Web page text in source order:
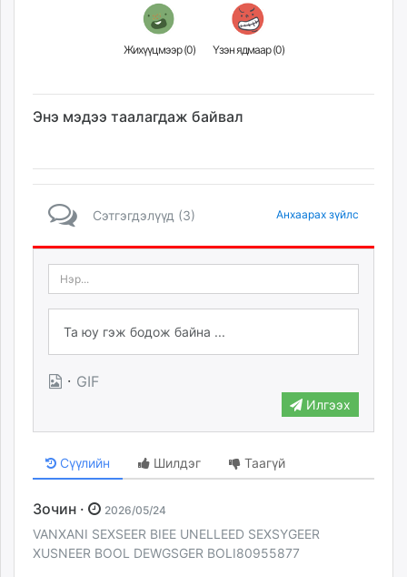
Жихүүцмээр (0) Үзэн ядмаар (0)
Энэ мэдээ таалагдаж байвал
Сэтгэгдэлүүд (3) Анхаарах зүйлс
· GIF
Илгээх
Сүүлийн Шилдэг Таагүй
Зочин · 2026/05/24
VANXANI SEXSEER BIEE UNELLEED SEXSYGEER
XUSNEER BOOL DEWGSGER BOLI80955877